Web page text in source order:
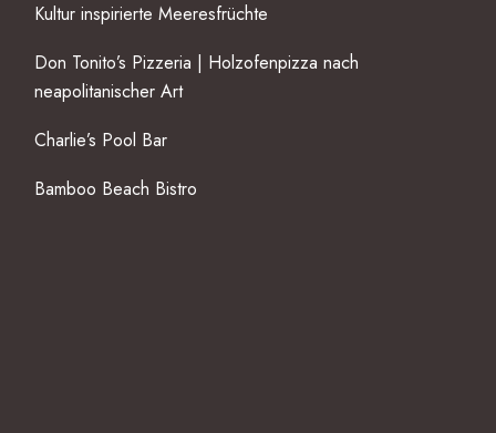
Kultur inspirierte Meeresfrüchte
Don Tonito’s Pizzeria | Holzofenpizza nach
neapolitanischer Art
Charlie’s Pool Bar
Bamboo Beach Bistro